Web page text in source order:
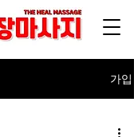
가입